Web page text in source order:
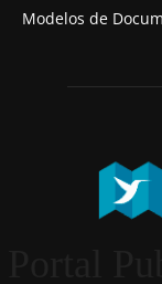
Modelos de